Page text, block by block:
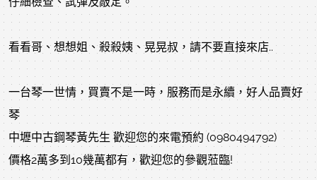
看看哥、想想姐、殺殺姨、晃晃叔，請不要直接來店..
一台琴一世情，買賣不是一時，服務而是永續，好人品賣好
琴
中壢中古鋼琴黃先生 歡迎您的來電預約 (0980494792)
價格2萬多到10幾萬都有，歡迎您的參觀蒞臨!